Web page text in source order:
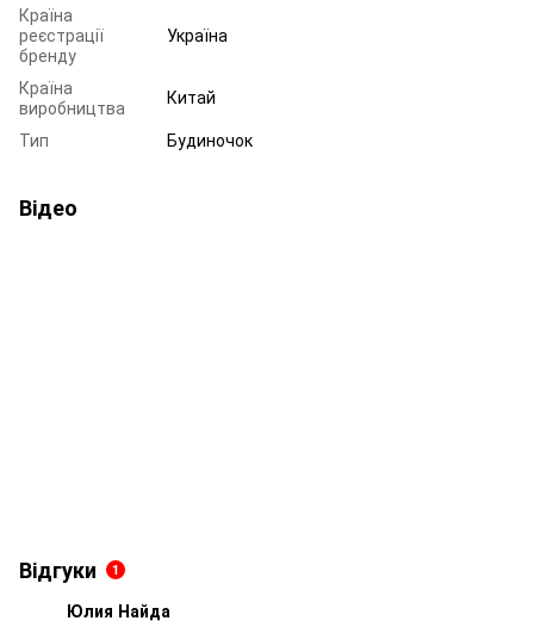
Країна
реєстрації
бренду
Україна
Країна
виробництва
Китай
Тип
Будиночок
Відео
Відгуки 1
Юлия Найда